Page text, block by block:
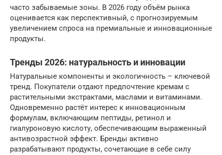
часто забываемые зоны. В 2026 году объём рынка
оценивается как перспективный, с прогнозируемым
увеличением спроса на премиальные и инновационные
продукты.
Тренды 2026: натуральность и инновации
Натуральные компоненты и экологичность – ключевой
тренд. Покупатели отдают предпочтение кремам с
растительными экстрактами, маслами и витаминами.
Одновременно растёт интерес к инновационным
формулам, включающим пептиды, ретинол и
гиалуроновую кислоту, обеспечивающим выраженный
антивозрастной эффект. Бренды активно
разрабатывают продукты, сочетающие в себе силу